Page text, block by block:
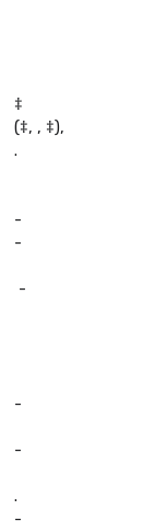
‡
(‡, , ‡),
.
-
-
 -
-
-
.